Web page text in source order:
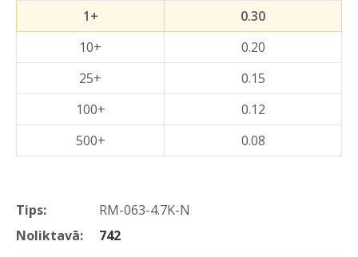
Tips:
RM-063-4.7K-N
Noliktavā:
742
1+
0.30
10+
0.20
25+
0.15
100+
0.12
500+
0.08